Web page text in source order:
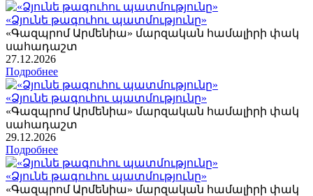
«Ձյունե թագուհու պատմությունը»
«Գազպրոմ Արմենիա» մարզական համալիրի փակ
սահադաշտ
27.12.2026
Подробнее
«Ձյունե թագուհու պատմությունը»
«Գազպրոմ Արմենիա» մարզական համալիրի փակ
սահադաշտ
29.12.2026
Подробнее
«Ձյունե թագուհու պատմությունը»
«Գազպրոմ Արմենիա» մարզական համալիրի փակ